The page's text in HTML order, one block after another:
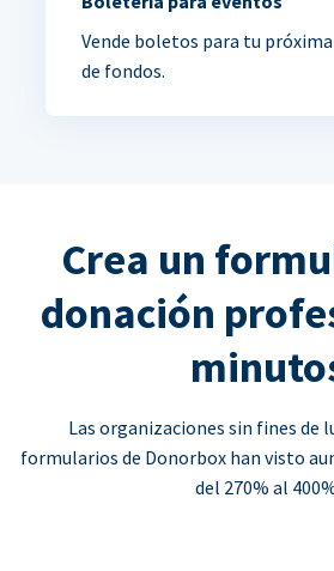
Vende boletos para tu
de fondos.
Crea un
donación
Las organizaciones sin fines de
formularios de Donorbox han visto
del 270% al